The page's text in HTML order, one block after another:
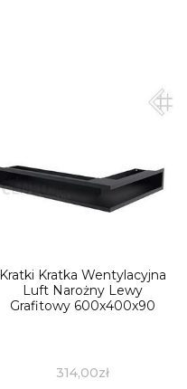
Kratki Kratka Wentylacyjna
Luft Narożny Lewy
Grafitowy 600x400x90
314,00zł